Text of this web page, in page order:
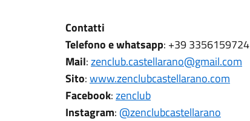
Contatti
Telefono e whatsapp: +39 3356159724
Mail:zenclub.castellarano@gmail.com
Sito:www.zenclubcastellarano.com
Facebook:zenclub
Instagram: @zenclubcastellarano